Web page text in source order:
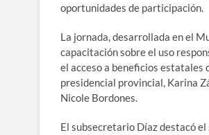
oportunidades de participación.
La jornada, desarrollada en el
capacitación sobre el uso
el acceso a beneficios estatales
presidencial provincial, Karina
Nicole Bordones.
El subsecretario Díaz destacó